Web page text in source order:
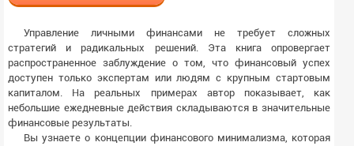
Управление личными финансами не требует сложных
стратегий и радикальных решений. Эта книга опровергает
распространенное заблуждение о том, что финансовый успех
доступен только экспертам или людям с крупным стартовым
капиталом. На реальных примерах автор показывает, как
небольшие ежедневные действия складываются в значительные
финансовые результаты.
Вы узнаете о концепции финансового минимализма, которая